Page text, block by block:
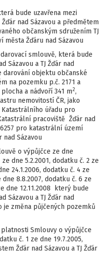
bude uzavřena mezi
nad Sázavou a předmětem
občanským sdružením TJ
města Žďáru nad Sázavou
smlouvě, která bude
Sázavou a TJ Žďár nad
darování objektu občanské
na pozemku p.č. 2171 a
a nádvoří 341 m2,
nemovitostí ČR, jako
úřadu pro
pracoviště Žďár nad
pro katastrální území
Sázavou
o výpůjčce ze dne
dne 5.2.2001, dodatku č. 2 ze
24.1.2006, dodatku č. 4 ze
dne 8.8.2007, dodatku č. 6 ze
dne 12.11.2008 který bude
Sázavou a TJ Žďár nad
je změna půjčených pozemků
Smlouvy o výpůjčce
č. 1 ze dne 19.7.2005,
Žďár nad Sázavou a TJ Žďár